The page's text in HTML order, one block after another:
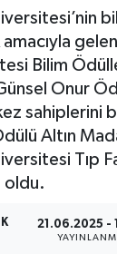
Bilim
Onur
sahiplerini
Altın
Tıp
oldu.
21.06.2025 -